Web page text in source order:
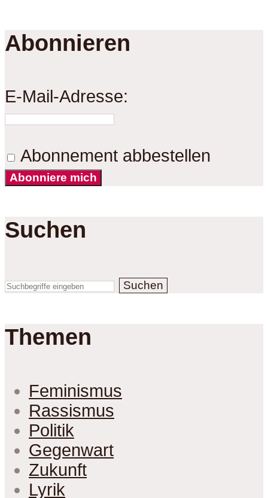
Abonnieren
E-Mail-Adresse:
Abonnement abbestellen
Abonniere mich
Suchen
Suchen
Themen
Feminismus
Rassismus
Politik
Gegenwart
Zukunft
Lyrik